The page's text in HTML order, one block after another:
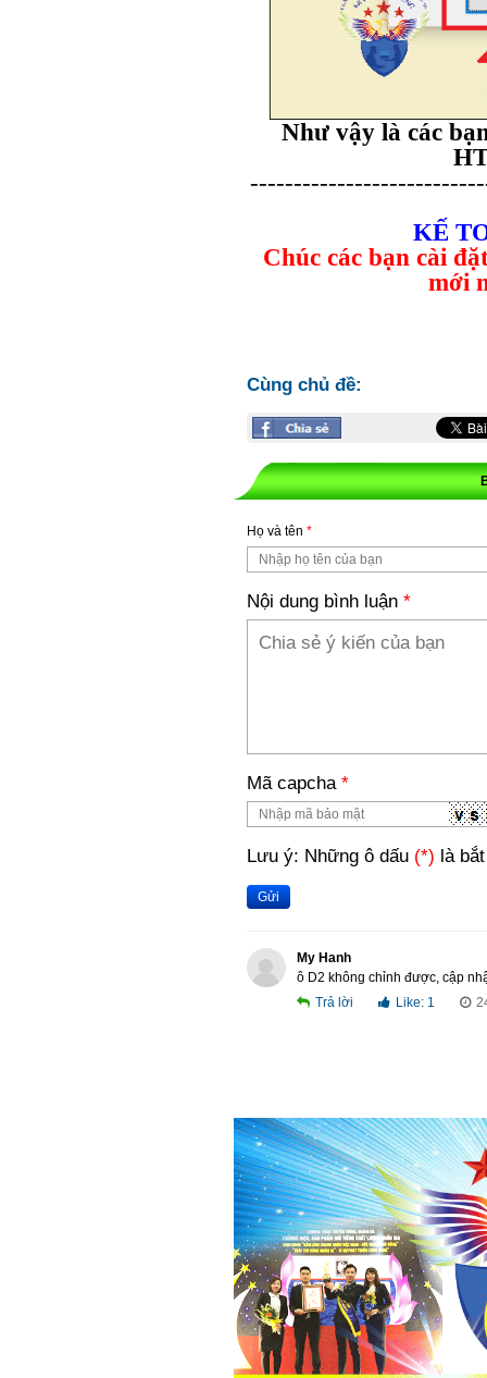
Như vậy là các
KẾ
Chúc các bạn cài
mới
Cùng chủ đề:
Họ và tên *
Nội dung bình luận *
Mã capcha *
Lưu ý: Những ô dấu (*) là
Gửi
My Hanh
ô D2 không chỉnh được, cập
Trả lời
Like: 1